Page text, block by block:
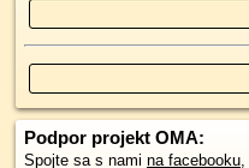
Podpor projekt OMA:
Spojte sa s nami na facebooku,